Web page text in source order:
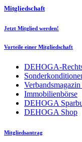
Mitgliedschaft
Jetzt Mitglied werden!
Vorteile einer Mitgliedschaft
DEHOGA-
Immobilienbörse
DEHOGA
DEHOGA Shop
Mitgliedsantrag